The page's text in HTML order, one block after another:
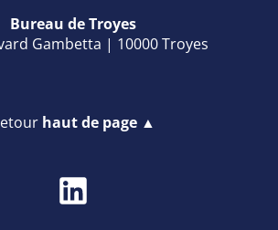
Bureau de Troyes
Gambetta | 10000 Troyes
haut de page ▲